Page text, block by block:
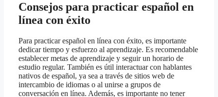
Consejos para practicar español en
línea con éxito
Para practicar español en línea con éxito, es importante
dedicar tiempo y esfuerzo al aprendizaje. Es recomendable
establecer metas de aprendizaje y seguir un horario de
estudio regular. También es útil interactuar con hablantes
nativos de español, ya sea a través de sitios web de
intercambio de idiomas o al unirse a grupos de
conversación en línea. Además, es importante no tener